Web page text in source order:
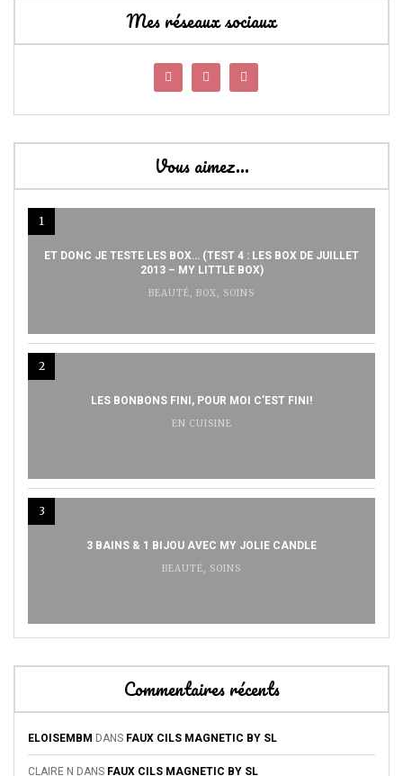
Mes réseaux sociaux
Vous aimez…
1
ET DONC JE TESTE LES BOX… (TEST 4 : LES BOX DE JUILLET
2013 – MY LITTLE BOX)
BEAUTÉ, BOX, SOINS
2
LES BONBONS FINI, POUR MOI C’EST FINI!
EN CUISINE
3
3 BAINS & 1 BIJOU AVEC MY JOLIE CANDLE
BEAUTÉ, SOINS
Commentaires récents
ELOISEMBM DANS FAUX CILS MAGNETIC BY SL
CLAIRE N DANS FAUX CILS MAGNETIC BY SL